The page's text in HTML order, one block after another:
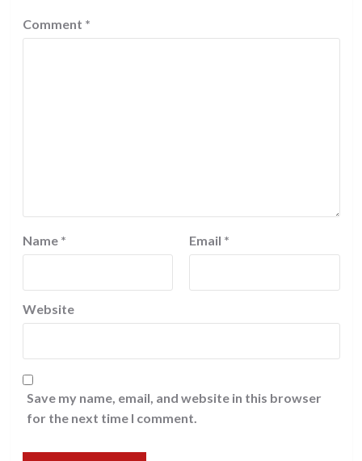
Comment *
Name * Email *
Website
Save my name, email, and website in this browser
for the next time I comment.